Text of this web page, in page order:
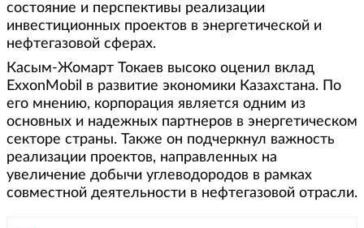
состояние и перспективы реализации
инвестиционных проектов в энергетической и
нефтегазовой сферах.
Касым-Жомарт Токаев высоко оценил вклад
ExxonMobil в развитие экономики Казахстана. По
его мнению, корпорация является одним из
основных и надежных партнеров в энергетическом
секторе страны. Также он подчеркнул важность
реализации проектов, направленных на
увеличение добычи углеводородов в рамках
совместной деятельности в нефтегазовой отрасли.